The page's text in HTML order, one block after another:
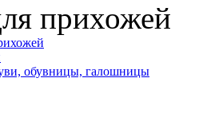
прихожей
обувницы, галошницы